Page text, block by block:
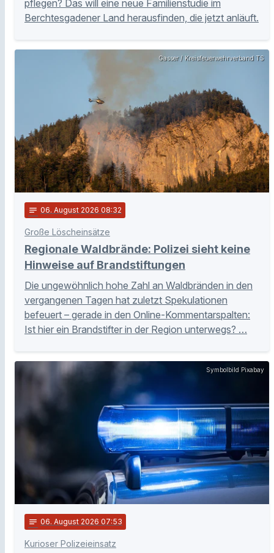
pflegen? Das will eine neue Familienstudie im
Berchtesgadener Land herausfinden, die jetzt anläuft.
Gasser / Kreisfeuerwehrverband TS
notes 06. August 2026 08:32
Große Löscheinsätze
Regionale Waldbrände: Polizei sieht keine
Hinweise auf Brandstiftungen
Die ungewöhnlich hohe Zahl an Waldbränden in den
vergangenen Tagen hat zuletzt Spekulationen
befeuert – gerade in den Online-Kommentarspalten:
Ist hier ein Brandstifter in der Region unterwegs? …
Symbolbild Pixabay
notes 06. August 2026 07:53
Kurioser Polizeieinsatz